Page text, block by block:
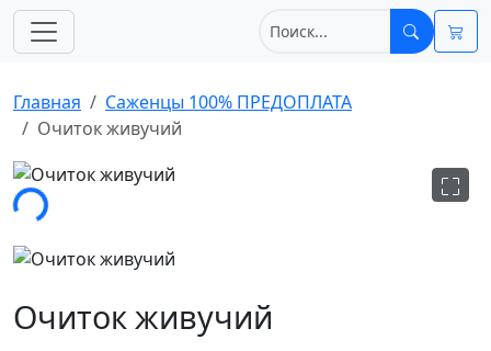
Главная
Саженцы 100% ПРЕДОПЛАТА
Очиток живучий
Очиток живучий